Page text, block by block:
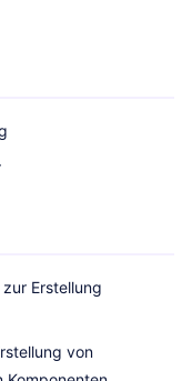
Erstellung
von